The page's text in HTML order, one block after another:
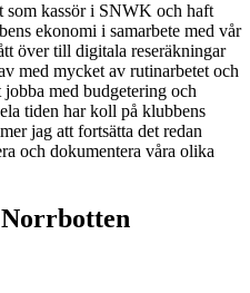
som kassör i SNWK och haft
ekonomi i samarbete med vår
över till digitala reseräkningar
med mycket av rutinarbetet och
med budgetering och
tiden har koll på klubbens
jag att fortsätta det redan
och dokumentera våra olika